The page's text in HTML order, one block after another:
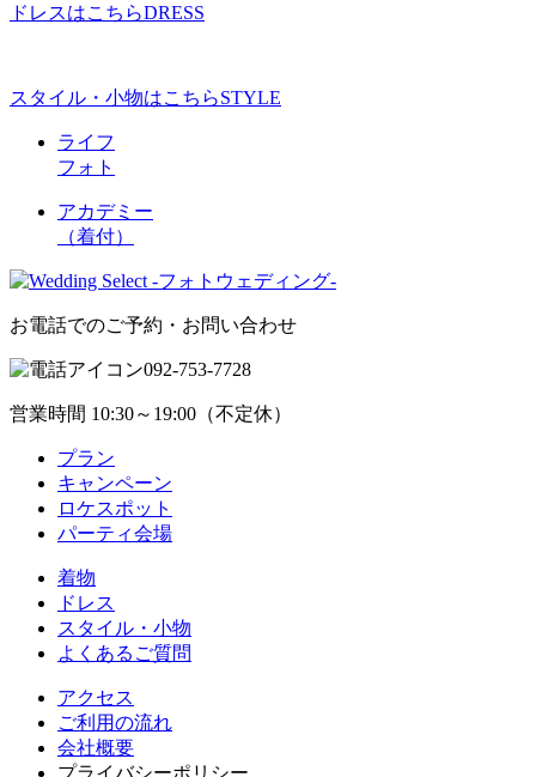
ドレスはこちらDRESS
スタイル・小物はこちらSTYLE
ライフ
フォト
アカデミー
（着付）
お電話でのご予約・お問い合わせ
092-753-7728
営業時間 10:30～19:00（不定休）
プラン
キャンペーン
ロケスポット
パーティ会場
着物
ドレス
スタイル・小物
よくあるご質問
アクセス
ご利用の流れ
会社概要
プライバシーポリシー